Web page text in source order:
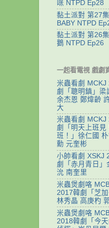
咪 NTPD Ep28
黏土派對 第27
BABY NTPD
黏土派對 第26
鵝 NTPD Ep26
一起看電視 戲劇
米蟲看劇
劇「聰明鎮」梁
余杰恩 鄭煒齡
大
米蟲看劇
劇「明天上班見
班！」徐仁國
勳 元奎彬
小帥看劇 XSKJ
劇「赤月青日」
沇 南奎里
米蟲煲劇咯
2017韓劇「芝
林秀晶 高庚杓
米蟲煲劇咯
2018韓劇「今